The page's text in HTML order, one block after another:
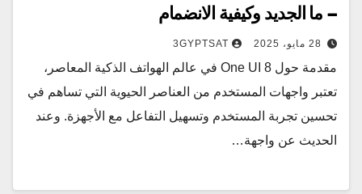
– ما الجديد وكيفية الانضمام
28 مايو، 2025 3GYPTSAT
مقدمة حول One UI 8 في عالم الهواتف الذكية المعاصر،
تعتبر واجهات المستخدم من العناصر الحيوية التي تساهم في
تحسين تجربة المستخدم وتسهيل التفاعل مع الأجهزة. وعند
الحديث عن واجهة…